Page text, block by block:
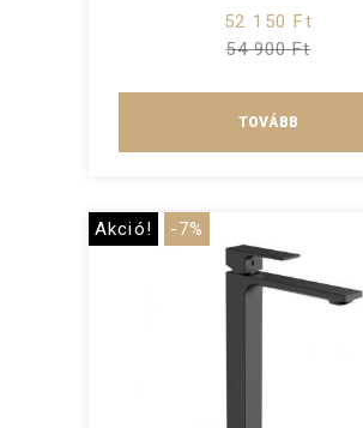
52 150 Ft
54 900 Ft
TOVÁBB
Akció! -7%